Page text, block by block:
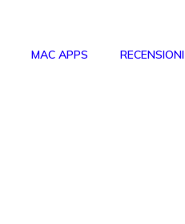
MAC APPS RECENSIONI